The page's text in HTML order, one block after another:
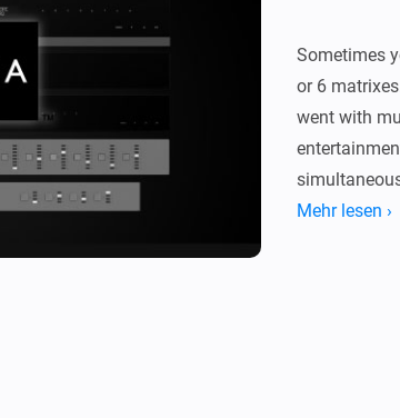
Sometimes
or 6
went with
Mehr lesen ›